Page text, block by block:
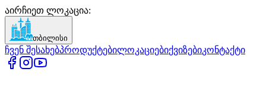
აირჩიეთ ლოკაცია:
თბილისი
ჩვენ შესახებპროდუქტებილოკაციებიქვიზებიკონტაქტი